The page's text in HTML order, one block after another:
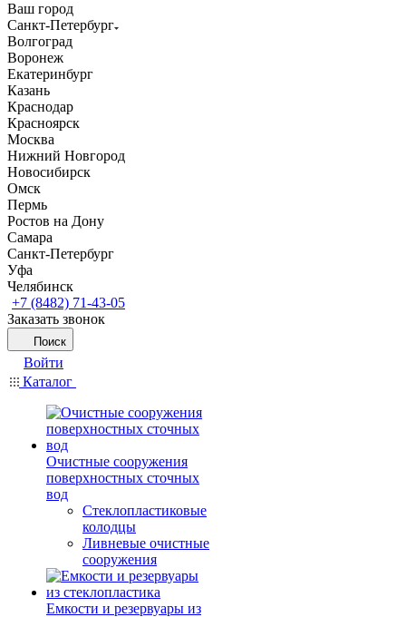
Ваш город
Санкт-Петербург
Волгоград
Воронеж
Екатеринбург
Казань
Краснодар
Красноярск
Москва
Нижний Новгород
Новосибирск
Омск
Пермь
Ростов на Дону
Самара
Санкт-Петербург
Уфа
Челябинск
+7 (8482) 71-43-05
Заказать звонок
Поиск
Войти
Каталог
Очистные сооружения
поверхностных сточных
вод
Стеклопластиковые
колодцы
Ливневые очистные
сооружения
Емкости и резервуары из